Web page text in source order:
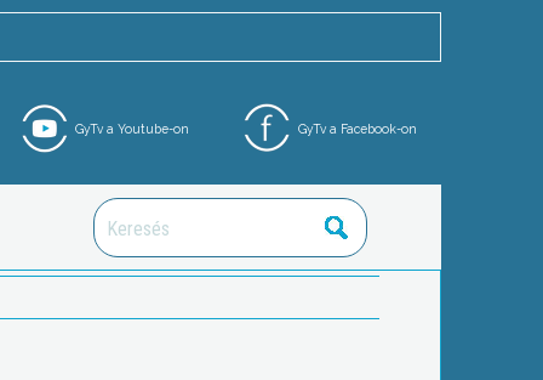
GyTv a Facebook-on
GyTv a Youtube-on